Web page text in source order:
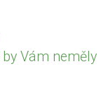
Vám neměly